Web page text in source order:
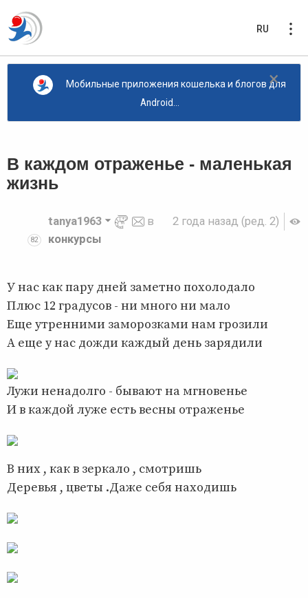
RU
×
Мобильные приложения кошелька и блогов для
Android...
В каждом отраженье - маленькая
жизнь
2 года назад (ред. 2)
82
tanya1963
в
конкурсы
У нас как пару дней заметно похолодало
Плюс 12 градусов - ни много ни мало
Еще утренними заморозками нам грозили
А еще у нас дожди каждый день зарядили
Лужи ненадолго - бывают на мгновенье
И в каждой луже есть весны отраженье
В них , как в зеркало , смотришь
Деревья , цветы .Даже себя находишь